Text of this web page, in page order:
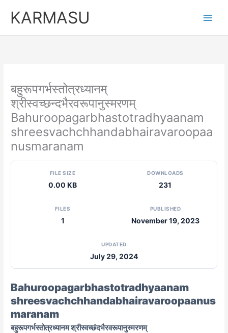
KARMASU
बहुरूपगर्भस्तोत्रध्यानम्
श्रीस्वच्छन्दभैरवरूपानुस्मरणम्
Bahuroopagarbhastotradhyaanam
shreesvachchhandabhairavaroopaa
nusmaranam
FILE SIZE
0.00 KB
DOWNLOADS
231
FILES
1
PUBLISHED
November 19, 2023
UPDATED
July 29, 2024
Bahuroopagarbhastotradhyaanam
shreesvachchhandabhairavaroopaanus
maranam
बहुरूपगर्भस्तोत्रध्यानम श्रीस्वच्छंदभैरवरूपानुस्मरणम्